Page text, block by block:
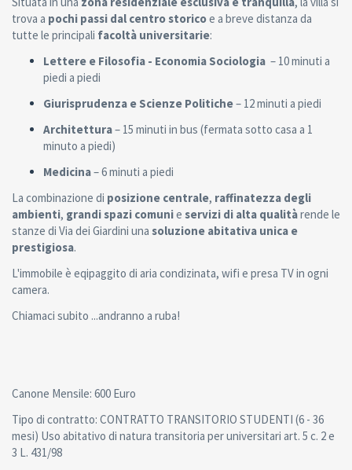
trova a pochi passi dal centro storicoe a breve distanza da
tutte le principali facoltà universitarie:
Lettere e Filosofia - Economia Sociologia – 10 minuti a
piedi a piedi
Giurisprudenza e Scienze Politiche– 12 minuti a piedi
Architettura– 15 minuti in bus (fermata sotto casa a 1
minuto a piedi)
Medicina– 6 minuti a piedi
La combinazione di posizione centrale, raffinatezza degli
ambienti, grandi spazi comunie servizi di alta qualitàrende le
stanze di Via dei Giardini una soluzione abitativa unica e
prestigiosa.
L'immobile è eqipaggito di aria condizinata, wifi e presa TV in ogni
camera.
Chiamaci subito ...andranno a ruba!
Canone Mensile: 600 Euro
Tipo di contratto: CONTRATTO TRANSITORIO STUDENTI (6 - 36
mesi) Uso abitativo di natura transitoria per universitari art. 5 c. 2 e
3 L. 431/98